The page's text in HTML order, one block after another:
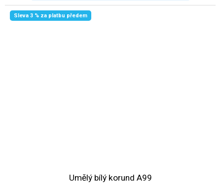
Sleva 3 % za platbu předem
Umělý bílý korund A99